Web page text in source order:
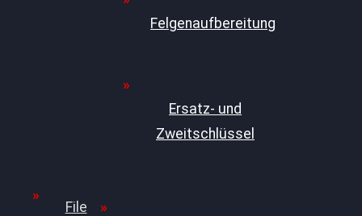
Felgenaufbereitung
Ersatz- und
Zweitschlüssel
File